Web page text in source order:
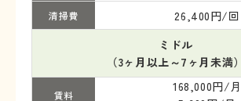
清掃費
26,400円/回
ミドル
（3ヶ月以上～7ヶ月未満）
賃料
168,000円/月